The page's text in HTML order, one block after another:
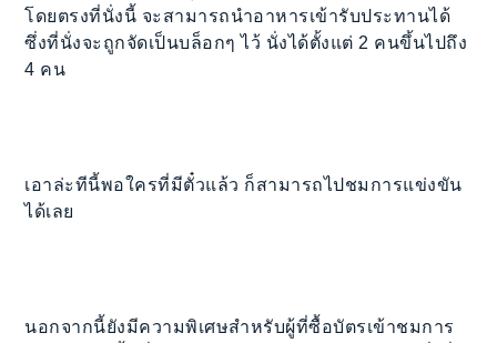
โดยตรงที่นั่งนี้ จะสามารถนำอาหารเข้ารับประทานได้
ซึ่งที่นั่งจะถูกจัดเป็นบล็อกๆ ไว้ นั่งได้ตั้งแต่ 2 คนขึ้นไปถึง
4 คน
เอาล่ะทีนี้พอใครที่มีตั๋วแล้ว ก็สามารถไปชมการแข่งขัน
ได้เลย
นอกจากนี้ยังมีความพิเศษสำหรับผู้ที่ซื้อบัตรเข้าชมการ